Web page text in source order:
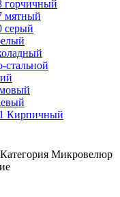
Микровелюр